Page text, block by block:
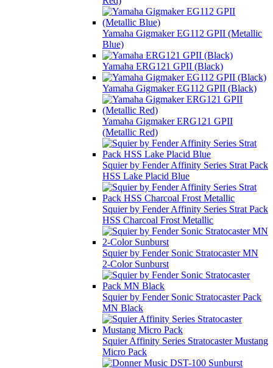
Yamaha Gigmaker EG112 GPII (Metallic
Blue)
Yamaha ERG121 GPII (Black)
Yamaha Gigmaker EG112 GPII (Black)
Yamaha Gigmaker ERG121 GPII
(Metallic Red)
Squier by Fender Affinity Series Strat Pack
HSS Lake Placid Blue
Squier by Fender Affinity Series Strat Pack
HSS Charcoal Frost Metallic
Squier by Fender Sonic Stratocaster MN
2-Color Sunburst
Squier by Fender Sonic Stratocaster Pack
MN Black
Squier Affinity Series Stratocaster Mustang
Micro Pack